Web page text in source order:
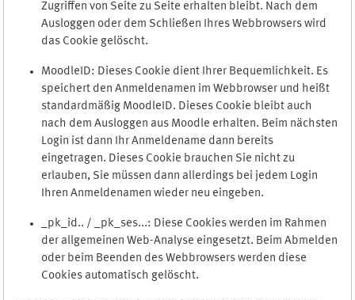
Zugriffen von Seite zu Seite erhalten bleibt. Nach dem
Ausloggen oder dem Schließen Ihres Webbrowsers wird
das Cookie gelöscht.
MoodleID: Dieses Cookie dient Ihrer Bequemlichkeit. Es
speichert den Anmeldenamen im Webbrowser und heißt
standardmäßig MoodleID. Dieses Cookie bleibt auch
nach dem Ausloggen aus Moodle erhalten. Beim nächsten
Login ist dann Ihr Anmeldename dann bereits
eingetragen. Dieses Cookie brauchen Sie nicht zu
erlauben, Sie müssen dann allerdings bei jedem Login
Ihren Anmeldenamen wieder neu eingeben.
_pk_id.. / _pk_ses...: Diese Cookies werden im Rahmen
der allgemeinen Web-Analyse eingesetzt. Beim Abmelden
oder beim Beenden des Webbrowsers werden diese
Cookies automatisch gelöscht.